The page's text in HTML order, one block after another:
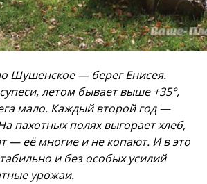
Шушенское — берег Енисея.
летом бывает выше +35°,
мало. Каждый второй год —
пахотных полях выгорает хлеб,
— её многие и не копают. И в это
и без особых усилий
урожаи.